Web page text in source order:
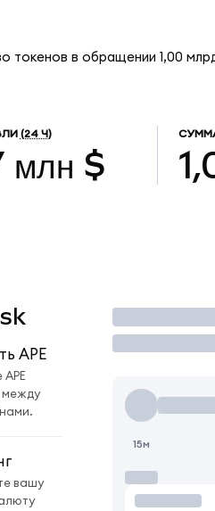
токенов в обращении 1,00
(24 Ч)
млн $
APE
APE
между
вашу
Торговать
15м